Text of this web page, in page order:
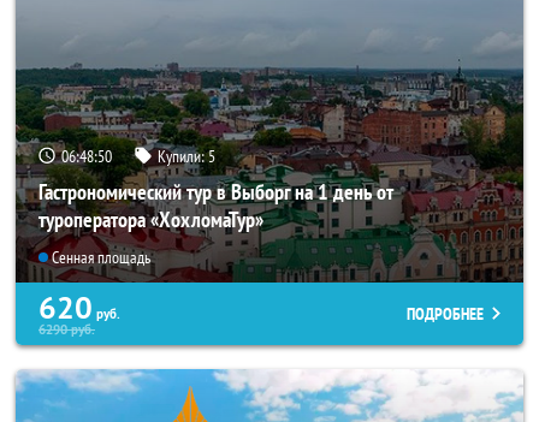
06:48:49 Купили:5
Гастрономический тур в Выборг на 1 день от
туроператора «ХохломаТур»
Сенная площадь
620 руб.
6290руб.
ПОДРОБНЕЕ